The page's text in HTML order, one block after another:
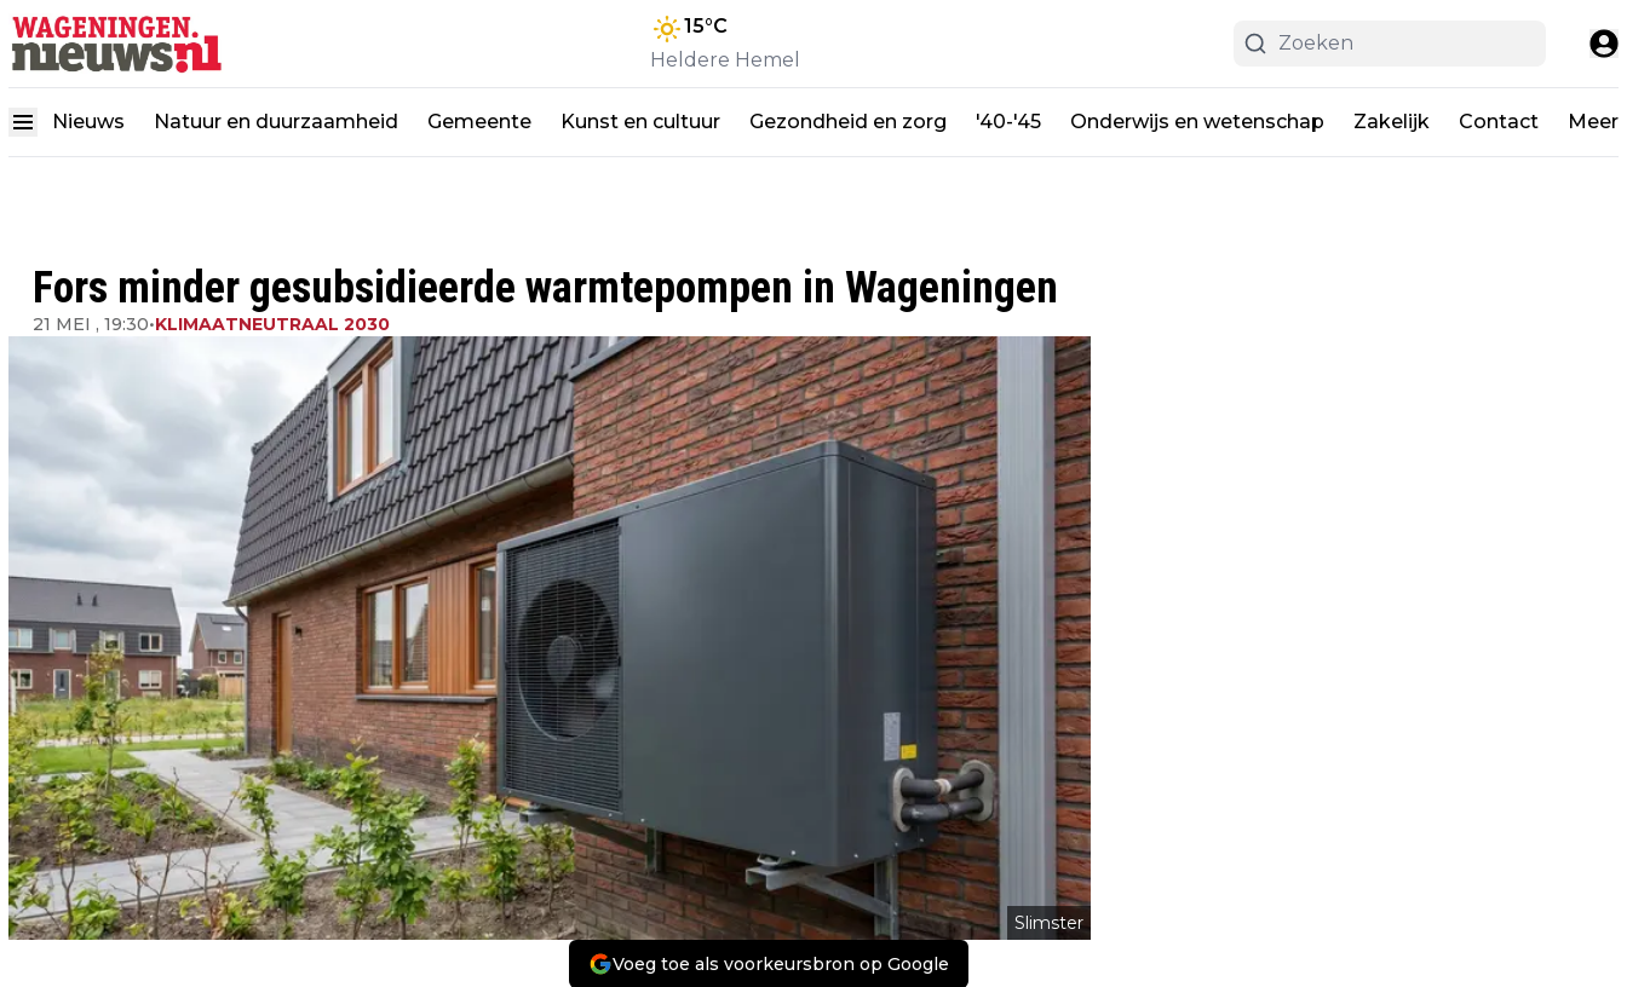
15°C
Heldere Hemel
Nieuws Natuur en duurzaamheid Gemeente Kunst en cultuur Gezondheid en zorg '40-'45 Onderwijs en wetenschap Zakelijk Contact Meer
Fors minder gesubsidieerde warmtepompen in Wageningen
21 MEI , 19:30•KLIMAATNEUTRAAL 2030
Slimster
Voeg toe als voorkeursbron op Google